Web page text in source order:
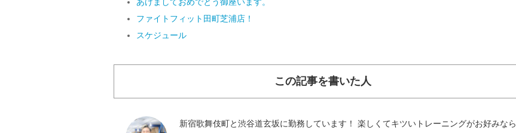
あけましておめでとう御座います。
ファイトフィット田町芝浦店！
スケジュール
この記事を書いた人
新宿歌舞伎町と渋谷道玄坂に勤務しています！ 楽しくてキツいトレーニングがお好みなら